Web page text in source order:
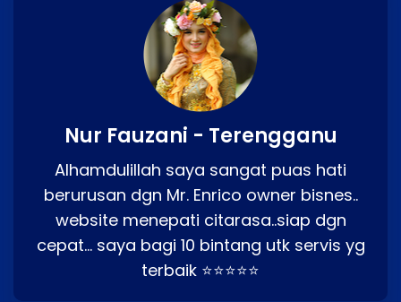
Nur Fauzani - Terengganu
Alhamdulillah saya sangat puas hati
berurusan dgn Mr. Enrico owner bisnes..
website menepati citarasa..siap dgn
cepat… saya bagi 10 bintang utk servis yg
terbaik ⭐⭐⭐⭐⭐